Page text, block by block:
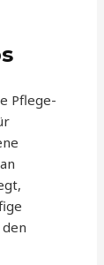
Pflege-